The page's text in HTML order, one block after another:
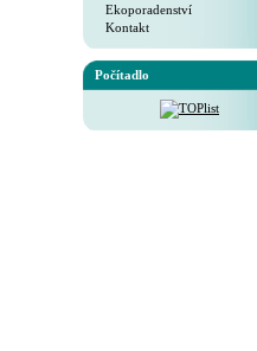
Ekoporadenství
Kontakt
Počítadlo